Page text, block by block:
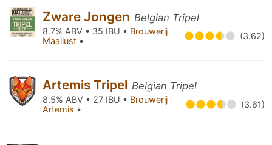
Zware Jongen Belgian Tripel
8.7% ABV • 35 IBU • Brouwerij
Maallust • (3.62)
Artemis Tripel Belgian Tripel
8.5% ABV • 27 IBU • Brouwerij
Artemis • (3.61)